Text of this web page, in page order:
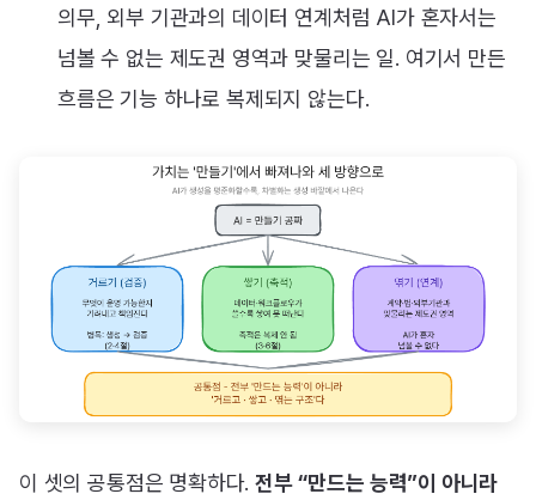
의무, 외부 기관과의 데이터 연계처럼 AI가 혼자서는
넘볼 수 없는 제도권 영역과 맞물리는 일. 여기서 만든
흐름은 기능 하나로 복제되지 않는다.
이 셋의 공통점은 명확하다.전부 “만드는 능력”이 아니라